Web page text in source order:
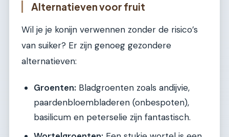
Alternatieven voor fruit
Wil je je konijn verwennen zonder de risico’s
van suiker? Er zijn genoeg gezondere
alternatieven:
Groenten: Bladgroenten zoals andijvie,
paardenbloembladeren (onbespoten),
basilicum en peterselie zijn fantastisch.